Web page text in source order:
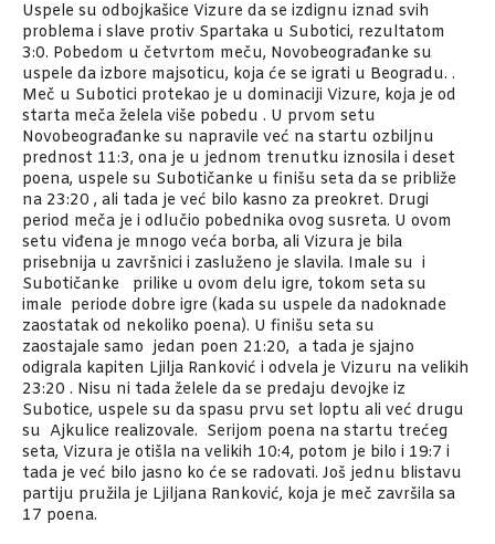
Uspele su odbojkašice Vizure da se izdignu iznad svih
problema i slave protiv Spartaka u Subotici, rezultatom
3:0. Pobedom u četvrtom meču, Novobeograđanke su
uspele da izbore majsoticu, koja će se igrati u Beogradu. .
Meč u Subotici protekao je u dominaciji Vizure, koja je od
starta meča želela više pobedu . U prvom setu
Novobeograđanke su napravile već na startu ozbiljnu
prednost 11:3, ona je u jednom trenutku iznosila i deset
poena, uspele su Subotičanke u finišu seta da se približe
na 23:20 , ali tada je već bilo kasno za preokret. Drugi
period meča je i odlučio pobednika ovog susreta. U ovom
setu viđena je mnogo veća borba, ali Vizura je bila
prisebnija u završnici i zasluženo je slavila. Imale su i
Subotičanke prilike u ovom delu igre, tokom seta su
imale periode dobre igre (kada su uspele da nadoknade
zaostatak od nekoliko poena). U finišu seta su
zaostajale samo jedan poen 21:20, a tada je sjajno
odigrala kapiten Ljilja Ranković i odvela je Vizuru na velikih
23:20 . Nisu ni tada želele da se predaju devojke iz
Subotice, uspele su da spasu prvu set loptu ali već drugu
su Ajkulice realizovale. Serijom poena na startu trećeg
seta, Vizura je otišla na velikih 10:4, potom je bilo i 19:7 i
tada je već bilo jasno ko će se radovati. Još jednu blistavu
partiju pružila je Ljiljana Ranković, koja je meč završila sa
17 poena.